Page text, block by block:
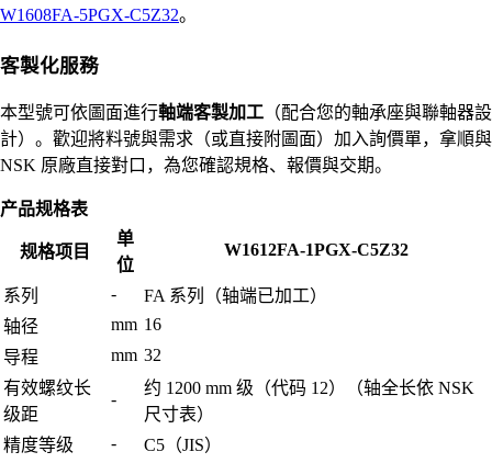
W1608FA-5PGX-C5Z32。
客製化服務
本型號可依圖面進行軸端客製加工 （配合您的軸承座與聯軸器設
計）。歡迎將料號與需求（或直接附圖面）加入詢價單，拿順與
NSK 原廠直接對口，為您確認規格、報價與交期。
产品规格表
规格项目
单
位
W1612FA-1PGX-C5Z32
系列 -
FA 系列（轴端已加工）
轴径
mm 16
导程
mm 32
有效螺纹长
级距
-
约 1200 mm 级（代码 12）（轴全长依 NSK
尺寸表）
精度等级
-
C5（JIS）